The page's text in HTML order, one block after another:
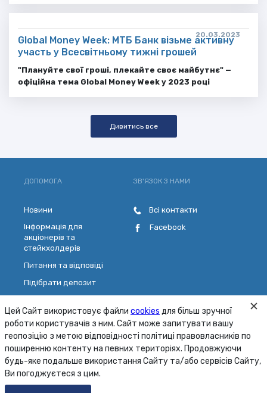
20.03.2023
Global Money Week: МТБ Банк візьме активну
участь у Всесвітньому тижні грошей
"Плануйте свої гроші, плекайте своє майбутнє" —
офіційна тема Global Money Week у 2023 році
Дивитись все
Цей Сайт використовує файли cookies для більш зручної
роботи користувачів з ним. Сайт може запитувати вашу
геопозіцію з метою відповідності політиці правовласників по
поширенню контенту на певних територіях. Продовжуючи
будь-яке подальше використання Сайту та/або сервісів Сайту,
Ви погоджуєтеся з цим.
ДОПОМОГА
Новини
Інформація для
акціонерів та
стейкхолдерів
Питання та відповіді
Підібрати депозит
Обрати платіжну картку
Зворотній зв'язок
ЗВ'ЯЗОК З НАМИ
Всі контакти
Facebook
© 2001 - 2026 ПАТ «МТБ БАНК»
Карта сайту